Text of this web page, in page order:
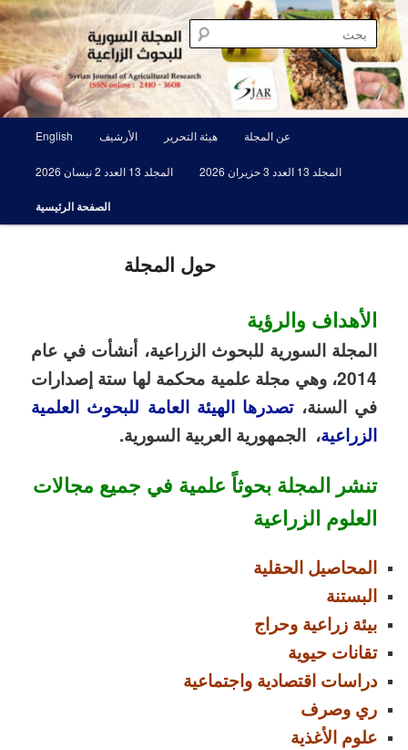
تخطي
إلى
المحتوى
الأساسيالمجلة السورية للبحوث الزراعية SJAR
مجلة علمية محكمة تصدرها الهيئة العامة للبحوث العلمية الزراعية
English الأرشيف هيئة التحرير عن المجلة
المجلد 13 العدد 2 نيسان 2026 المجلد 13 العدد 3 حزيران 2026
الصفحة الرئيسية
حول المجلة
الأهداف والرؤية
المجلة السورية للبحوث الزراعية، أنشأت في عام
2014، وهي مجلة علمية محكمة لها ستة إصدارات
في السنة،تصدرها الهيئة العامة للبحوث العلمية
الزراعية، الجمهورية العربية السورية.
تنشر المجلة بحوثاً علمية في جميع مجالات
العلوم الزراعية
المحاصيل الحقلية
البستنة
بيئة زراعية وحراج
تقانات حيوية
دراسات اقتصادية واجتماعية
ري وصرف
علوم الأغذية